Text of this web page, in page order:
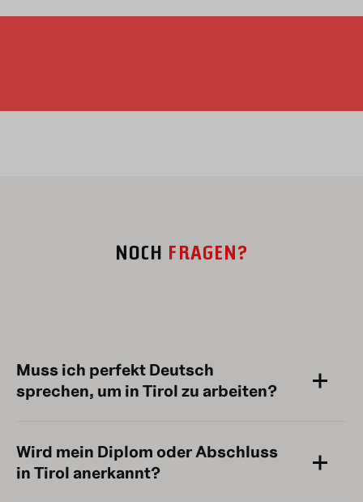
NOCH FRAGEN?
Muss ich perfekt Deutsch
sprechen, um in Tirol zu arbeiten?
Wird mein Diplom oder Abschluss
in Tirol anerkannt?